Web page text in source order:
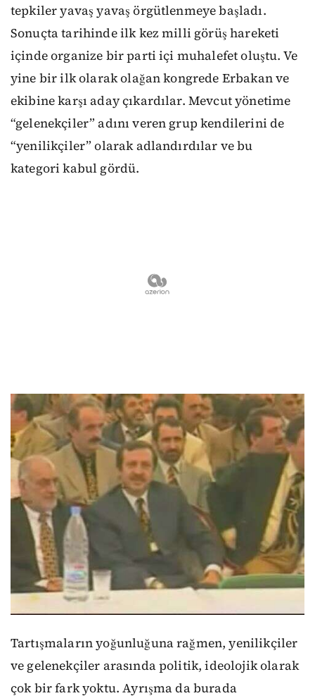
tepkiler yavaş yavaş örgütlenmeye başladı.
Sonuçta tarihinde ilk kez milli görüş hareketi
içinde organize bir parti içi muhalefet oluştu. Ve
yine bir ilk olarak olağan kongrede Erbakan ve
ekibine karşı aday çıkardılar. Mevcut yönetime
“gelenekçiler” adını veren grup kendilerini de
“yenilikçiler” olarak adlandırdılar ve bu
kategori kabul gördü.
Tartışmaların yoğunluğuna rağmen, yenilikçiler
ve gelenekçiler arasında politik, ideolojik olarak
çok bir fark yoktu. Ayrışma da burada